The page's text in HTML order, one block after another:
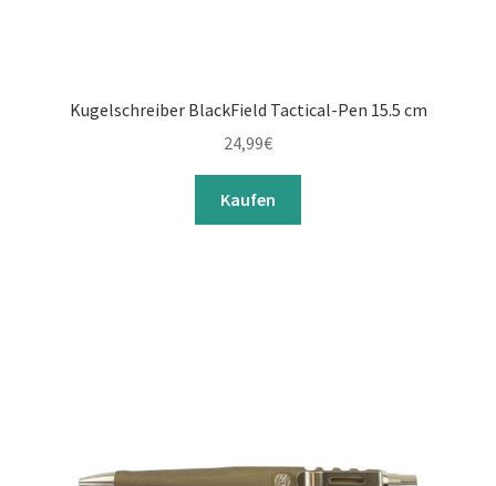
Kugelschreiber BlackField Tactical-Pen 15.5 cm
24,99€
Kaufen